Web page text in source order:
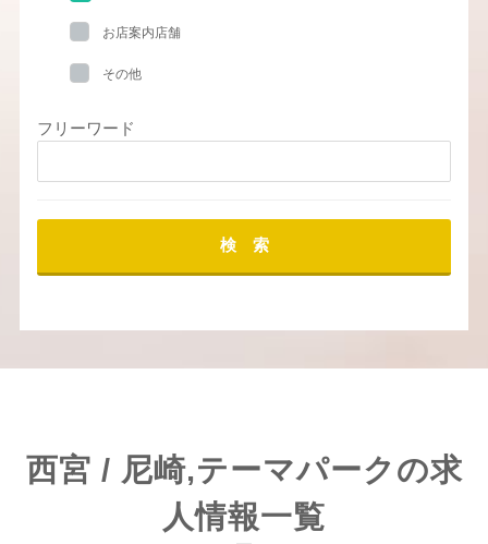
お店案内店舗
その他
フリーワード
検 索
西宮 / 尼崎,テーマパークの求
人情報一覧